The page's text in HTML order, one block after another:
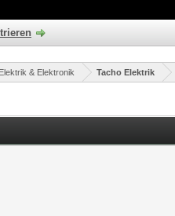
Elektrik & Elektronik Tacho Elektrik